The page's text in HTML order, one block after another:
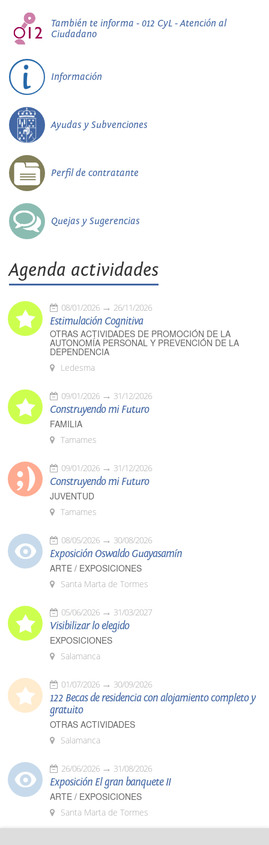
También te informa - 012 CyL - Atención al
Ciudadano
Información
Ayudas y Subvenciones
Perfil de contratante
Quejas y Sugerencias
Agenda actividades
08/01/2026 26/11/2026
Estimulación Cognitiva
OTRAS ACTIVIDADES DE PROMOCIÓN DE LA
AUTONOMÍA PERSONAL Y PREVENCIÓN DE LA
DEPENDENCIA
Ledesma
09/01/2026 31/12/2026
Construyendo mi Futuro
FAMILIA
Tamames
09/01/2026 31/12/2026
Construyendo mi Futuro
JUVENTUD
Tamames
08/05/2026 30/08/2026
Exposición Oswaldo Guayasamín
ARTE / EXPOSICIONES
Santa Marta de Tormes
05/06/2026 31/03/2027
Visibilizar lo elegido
EXPOSICIONES
Salamanca
01/07/2026 30/09/2026
122 Becas de residencia con alojamiento completo y
gratuito
OTRAS ACTIVIDADES
Salamanca
26/06/2026 31/08/2026
Exposición El gran banquete II
ARTE / EXPOSICIONES
Santa Marta de Tormes